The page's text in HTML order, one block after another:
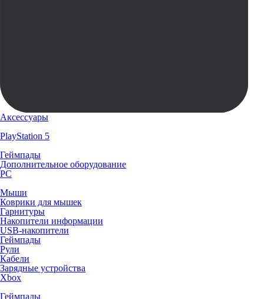
Аксессуары
PlayStation 5
Геймпады
Дополнительное оборудование
PC
Мыши
Коврики для мышек
Гарнитуры
Накопители информации
USB-накопители
Геймпады
Рули
Кабели
Зарядные устройства
Xbox
Геймпады